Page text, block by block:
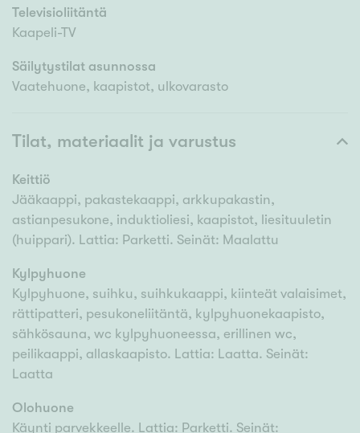
Televisioliitäntä
Kaapeli-TV
Säilytystilat asunnossa
Vaatehuone, kaapistot, ulkovarasto
Tilat, materiaalit ja varustus
Keittiö
Jääkaappi, pakastekaappi, arkkupakastin,
astianpesukone, induktioliesi, kaapistot, liesituuletin
(huippari). Lattia: Parketti. Seinät: Maalattu
Kylpyhuone
Kylpyhuone, suihku, suihkukaappi, kiinteät valaisimet,
rättipatteri, pesukoneliitäntä, kylpyhuonekaapisto,
sähkösauna, wc kylpyhuoneessa, erillinen wc,
peilikaappi, allaskaapisto. Lattia: Laatta. Seinät:
Laatta
Olohuone
Käynti parvekkeelle. Lattia: Parketti. Seinät: